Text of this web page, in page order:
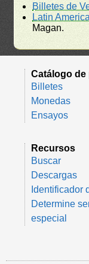
Billetes de
Latin
Magan.
Catálogo de
Billetes
Monedas
Ensayos
Recursos
Buscar
Descargas
Identificador
Determine
especial